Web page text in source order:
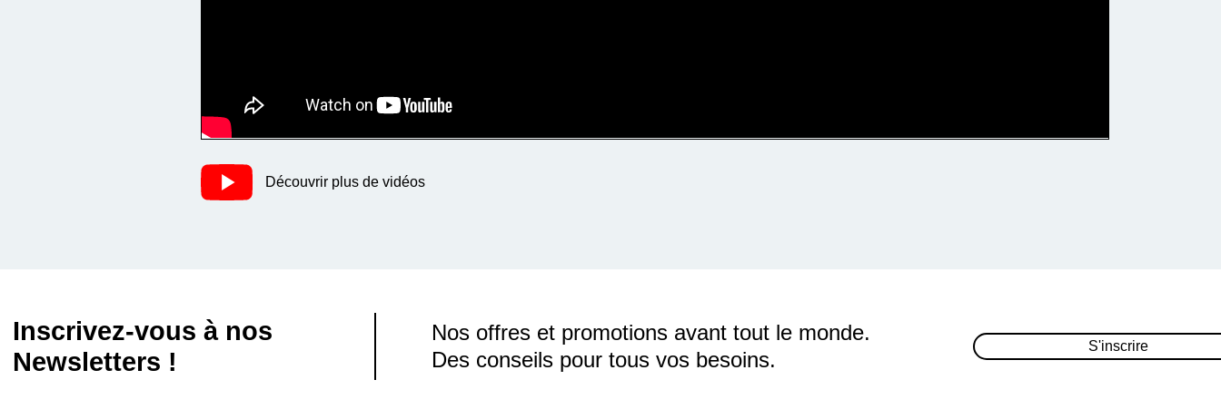
Découvrir plus de vidéos
Inscrivez-vous à nos
Newsletters !
Nos offres et promotions avant tout le monde.
Des conseils pour tous vos besoins.
S'inscrire